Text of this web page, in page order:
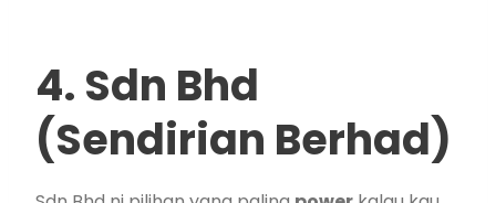
4. Sdn Bhd
(Sendirian Berhad)